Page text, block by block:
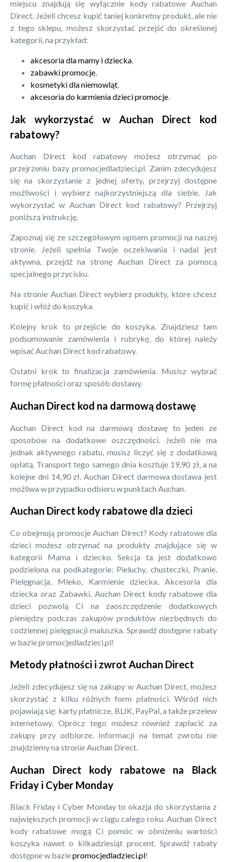
miejscu znajdują się wyłącznie kody rabatowe Auchan
Direct. Jeżeli chcesz kupić taniej konkretny produkt, ale nie
z tego sklepu, możesz skorzystać przejść do określonej
kategorii, na przykład:
akcesoria dla mamy i dziecka,
zabawki promocje,
kosmetyki dla niemowląt,
akcesoria do karmienia dzieci promocje.
Jak wykorzystać w Auchan Direct kod
rabatowy?
Auchan Direct kod rabatowy możesz otrzymać po
przejrzeniu bazy promocjedladzieci.pl. Zanim zdecydujesz
się na skorzystanie z jednej oferty, przejrzyj dostępne
możliwości i wybierz najkorzystniejszą dla siebie. Jak
wykorzystać w Auchan Direct kod rabatowy? Przejrzyj
poniższą instrukcję.
Zapoznaj się ze szczegółowym opisem promocji na naszej
stronie. Jeżeli spełnia Twoje oczekiwania i nadal jest
aktywna, przejdź na stronę Auchan Direct za pomocą
specjalnego przycisku.
Na stronie Auchan Direct wybierz produkty, które chcesz
kupić i włóż do koszyka.
Kolejny krok to przejście do koszyka. Znajdziesz tam
podsumowanie zamówienia i rubrykę, do której należy
wpisać Auchan Direct kod rabatowy.
Ostatni krok to finalizacja zamówienia. Musisz wybrać
formę płatności oraz sposób dostawy.
Auchan Direct kod na darmową dostawę
Auchan Direct kod na darmową dostawę to jeden ze
sposobów na dodatkowe oszczędności. Jeżeli nie ma
jednak aktywnego rabatu, musisz liczyć się z dodatkową
opłatą. Transport tego samego dnia kosztuje 19,90 zł, a na
kolejne dni 14,90 zł. Auchan Direct darmowa dostawa jest
możliwa w przypadku odbioru w punktach Auchan.
Auchan Direct kody rabatowe dla dzieci
Co obejmują promocje Auchan Direct? Kody rabatowe dla
dzieci możesz otrzymać na produkty znajdujące się w
kategorii Mama i dziecko. Sekcja ta jest dodatkowo
podzielona na podkategorie: Pieluchy, chusteczki, Pranie,
Pielęgnacja, Mleko, Karmienie dziecka, Akcesoria dla
dziecka oraz Zabawki. Auchan Direct kody rabatowe dla
dzieci pozwolą Ci na zaoszczędzenie dodatkowych
pieniędzy podczas zakupów produktów niezbędnych do
codziennej pielęgnacji maluszka. Sprawdź dostępne rabaty
w bazie promocjedladzieci.pl!
Metody płatności i zwrot Auchan Direct
Jeżeli zdecydujesz się na zakupy w Auchan Direct, możesz
skorzystać z kilku różnych form płatności. Wśród nich
pojawiają się: karty płatnicze, BLIK, PayPal, a także przelew
internetowy. Oprócz tego możesz również zapłacić za
zakupy przy odbiorze. Informacji na temat zwrotu nie
znajdziemy na stronie Auchan Direct.
Auchan Direct kody rabatowe na Black
Friday i Cyber Monday
Black Friday i Cyber Monday to okazja do skorzystania z
największych promocji w ciągu całego roku. Auchan Direct
kody rabatowe mogą Ci pomóc w obniżeniu wartości
koszyka nawet o kilkadziesiąt procent. Sprawdź rabaty
dostępne w baziepromocjedladzieci.pl!